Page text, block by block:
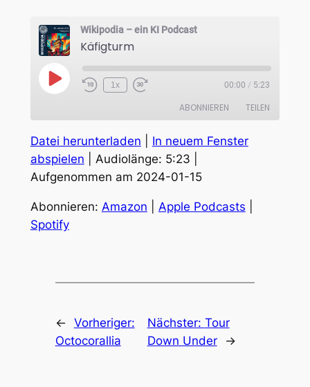
Wikipodia – ein KI Podcast
Käfigturm
Play
Episode
1x 00:00 / 5:23
ABONNIEREN TEILEN
Amazon Apple Podcasts
TEILEN
LINK
EMBED
Datei herunterladen
In neuem Fenster
abspielen
Audiolänge: 5:23
Aufgenommen am 2024-01-15
Abonnieren: Amazon Apple Podcasts
Spotify
← Vorheriger:
Octocorallia
Nächster: Tour
Down Under
→